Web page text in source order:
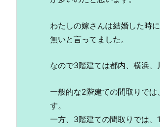
わたしの嫁さんは結婚した時
無いと言ってました。
なので3階建ては都内、横浜、
一般的な2階建ての間取りで
す。
一方、3階建ての間取りでは